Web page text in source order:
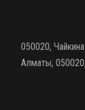
050020,
Алматы,